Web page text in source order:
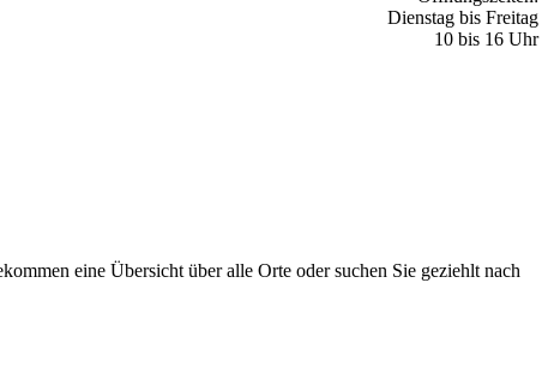
Dienstag bis Freitag
10 bis 16 Uhr
eine Übersicht über alle Orte oder suchen Sie geziehlt nach